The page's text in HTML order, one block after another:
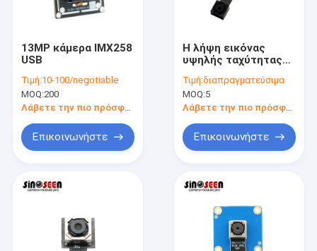
13MP κάμερα IMX258
USB
Τιμή:10-100/negotiable
MOQ:200
Λάβετε την πιο πρόσφατη τιμή
Επικοινωνήστε
Η λήψη εικόνας
υψηλής ταχύτητας
Η Sinoseen IMX258-
0AMH5-C 13MP
κάμερα
Τιμή:διαπραγματεύσιμα
MOQ:5
Επικοινωνήστε